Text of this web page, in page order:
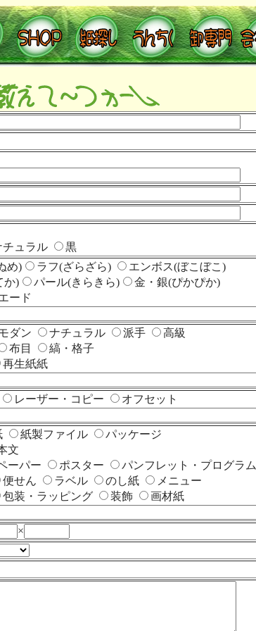
チュラル 黒
め) ラフ(ざらざら)
エンボス(ぼこぼこ)
か) パール(きらきら)
金・銀(ぴかぴか)
ード
ダン ナチュラル 派手
高級
布目
縞・格子
再生紙紙
レーザー・コピー
オフセット
紙製ファイル
パッケージ
文
ーパー ポスター
パンフレット・プログラム
便せん ラベル のし紙
メニュー
包装・ラッピング 装飾
画材紙
×